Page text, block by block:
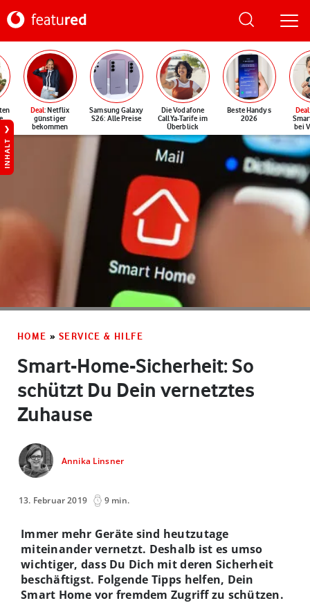
Deal: Netflix
günstiger
bekommen
Samsung Galaxy
S26: Alle Preise
Die Vodafone
CallYa-Tarife im
Überblick
Beste Handys
2026
Deal
bei
INHALT
HOME » SERVICE & HILFE
Smart-Home-Sicherheit: So
schützt Du Dein vernetztes
Zuhause
Annika Linsner
13. Februar 2019 9 min.
Immer mehr Geräte sind heutzutage
miteinander vernetzt. Deshalb ist es umso
wichtiger, dass Du Dich mit deren Sicherheit
beschäftigst. Folgende Tipps helfen, Dein
Smart Home vor fremdem Zugriff zu schützen.